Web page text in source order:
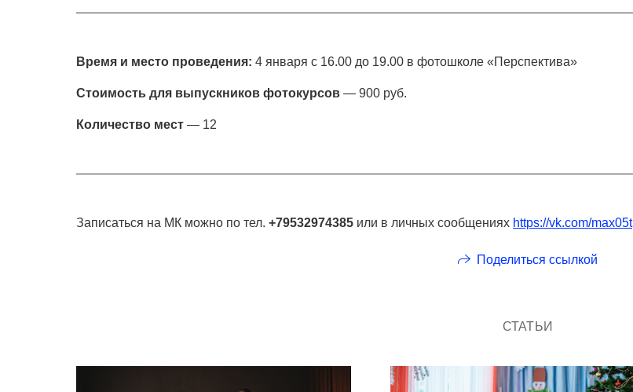
Время и место проведения: 4 января с 16.00 до 19.00 в фотошколе «Перспектива»
Стоимость для выпускников фотокурсов — 900 руб.
Количество мест — 12
Записаться на МК можно по тел. +79532974385 или в личных сообщениях https://vk.com/max05t
Поделиться ссылкой
СТАТЬИ